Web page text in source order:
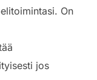
On
jos